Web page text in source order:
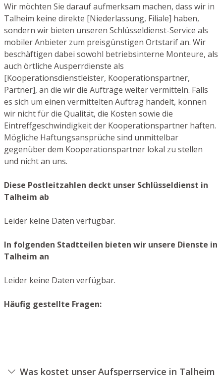
Wir möchten Sie darauf aufmerksam machen, dass wir in
Talheim keine direkte [Niederlassung, Filiale] haben,
sondern wir bieten unseren Schlüsseldienst-Service als
mobiler Anbieter zum preisgünstigen Ortstarif an. Wir
beschäftigen dabei sowohl betriebsinterne Monteure, als
auch örtliche Ausperrdienste als
[Kooperationsdienstleister, Kooperationspartner,
Partner], an die wir die Aufträge weiter vermitteln. Falls
es sich um einen vermittelten Auftrag handelt, können
wir nicht für die Qualität, die Kosten sowie die
Eintreffgeschwindigkeit der Kooperationspartner haften.
Mögliche Haftungsansprüche sind unmittelbar
gegenüber dem Kooperationspartner lokal zu stellen
und nicht an uns.
Diese Postleitzahlen deckt unser Schlüsseldienst in
Talheim ab
Leider keine Daten verfügbar.
In folgenden Stadtteilen bieten wir unsere Dienste in
Talheim an
Leider keine Daten verfügbar.
Häufig gestellte Fragen:
Was kostet unser Aufsperrservice in Talheim